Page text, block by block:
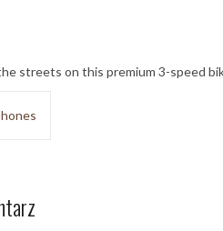
streets on this premium 3-speed